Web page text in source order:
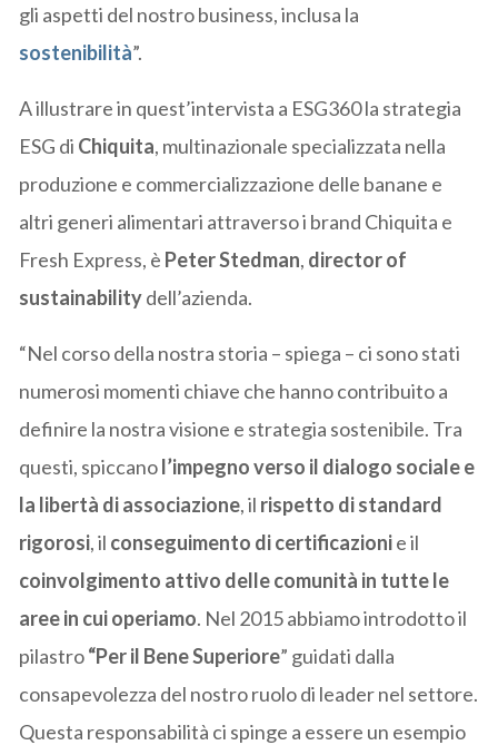
gli aspetti del nostro business, inclusa la
sostenibilità”.
A illustrare in quest’intervista a ESG360 la strategia
ESG di Chiquita, multinazionale specializzata nella
produzione e commercializzazione delle banane e
altri generi alimentari attraverso i brand Chiquita e
Fresh Express, è Peter Stedman, director of
sustainabilitydell’azienda.
“Nel corso della nostra storia – spiega – ci sono stati
numerosi momenti chiave che hanno contribuito a
definire la nostra visione e strategia sostenibile. Tra
questi, spiccanol’impegno verso il dialogo sociale e
la libertà di associazione, il rispetto di standard
rigorosi, il conseguimento di certificazionie il
coinvolgimento attivo delle comunità in tutte le
aree in cui operiamo. Nel 2015 abbiamo introdotto il
pilastro“Per il Bene Superiore” guidati dalla
consapevolezza del nostro ruolo di leader nel settore.
Questa responsabilità ci spinge a essere un esempio